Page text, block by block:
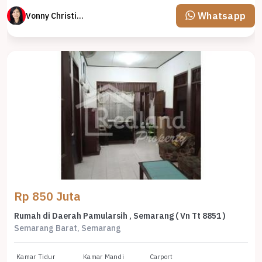
Vonny Christina Whatsapp
Rp 850 Juta
Rumah di Daerah Pamularsih , Semarang ( Vn Tt 8851 )
Semarang Barat, Semarang
Kamar Tidur Kamar Mandi Carport